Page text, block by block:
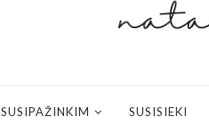
SUSIPAŽINKIM SUSISIEKI